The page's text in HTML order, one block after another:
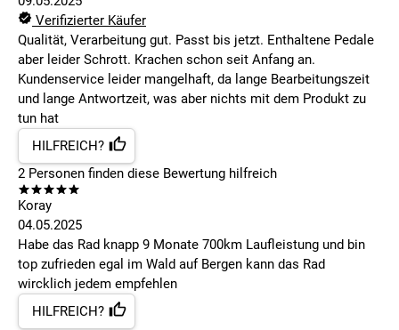
Verifizierter Käufer
Qualität, Verarbeitung gut. Passt bis jetzt. Enthaltene Pedale
aber leider Schrott. Krachen schon seit Anfang an.
Kundenservice leider mangelhaft, da lange Bearbeitungszeit
und lange Antwortzeit, was aber nichts mit dem Produkt zu
tun hat
HILFREICH?
2 Personen finden diese Bewertung hilfreich
Koray
04.05.2025
Habe das Rad knapp 9 Monate 700km Laufleistung und bin
top zufrieden egal im Wald auf Bergen kann das Rad
wircklich jedem empfehlen
HILFREICH?